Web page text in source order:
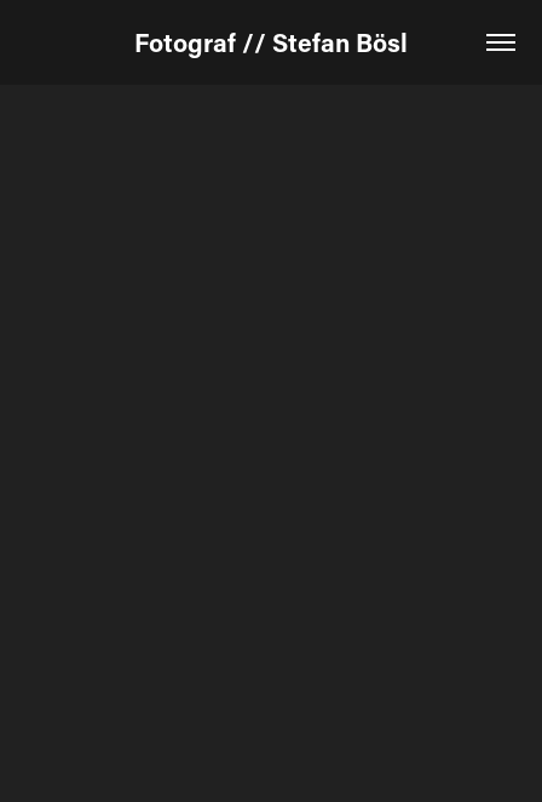
Fotograf // Stefan Bösl